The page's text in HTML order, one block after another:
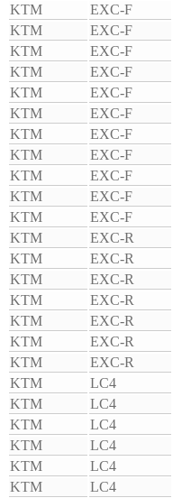
KTM
EXC-F
KTM
EXC-F
KTM
EXC-F
KTM
EXC-F
KTM
EXC-F
KTM
EXC-F
KTM
EXC-F
KTM
EXC-F
KTM
EXC-F
KTM
EXC-F
KTM
EXC-F
KTM
EXC-R
KTM
EXC-R
KTM
EXC-R
KTM
EXC-R
KTM
EXC-R
KTM
EXC-R
KTM
EXC-R
KTM
LC4
KTM
LC4
KTM
LC4
KTM
LC4
KTM
LC4
KTM
LC4